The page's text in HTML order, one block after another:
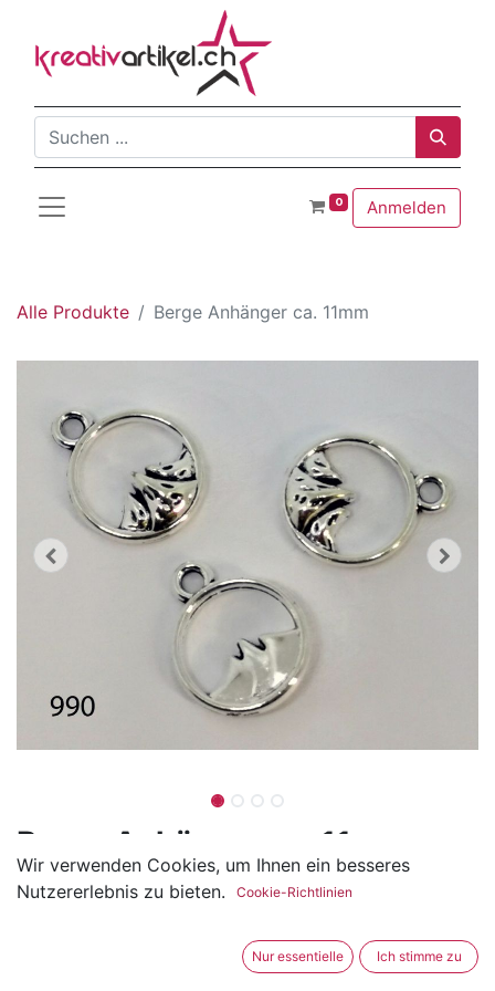
0 Anmelden
Alle Produkte Berge Anhänger ca. 11mm
Berge Anhänger ca. 11mm
(0 Rezension)
Durchmesser von ca. 11mm.
Ideal als Anhänger an Etui, Taschen etc.
Wir verwenden Cookies, um Ihnen ein besseres
Nutzererlebnis zu bieten.
Cookie-Richtlinien
Nur essentielle Ich stimme zu